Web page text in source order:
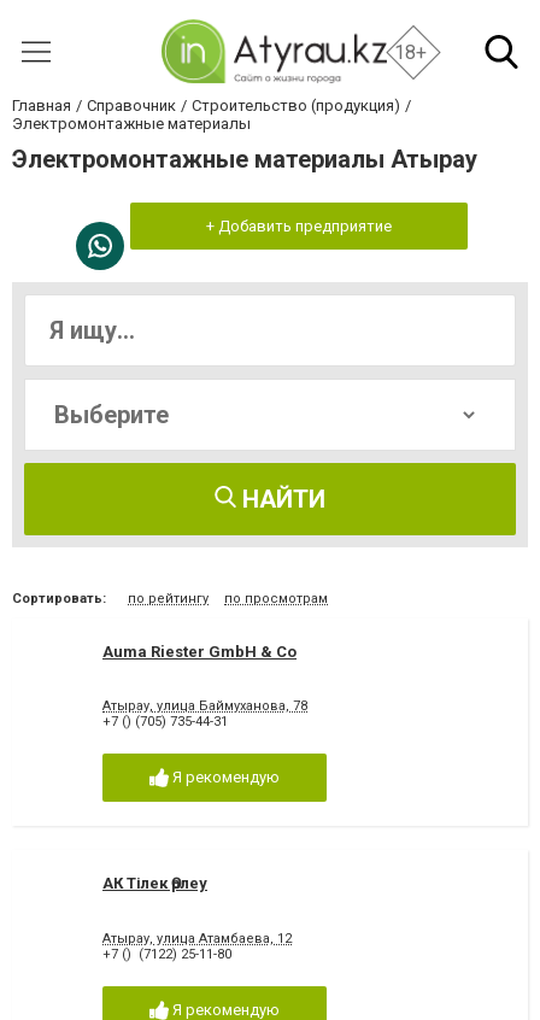
18+
Главная Справочник
Строительство (продукция)
Электромонтажные материалы
Электромонтажные материалы Атырау
+ Добавить предприятие
НАЙТИ
Сортировать: по рейтингу по просмотрам
Auma Riester GmbH & Co
Атырау, улица Баймуханова, 78
+7 () (705) 735-44-31
Я рекомендую
АК Тілек Өрлеу
Атырау, улица Атамбаева, 12
+7 () (7122) 25-11-80
Я рекомендую